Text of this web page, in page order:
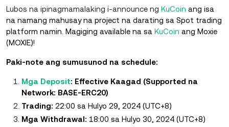
Lubos na ipinagmamalaking i-announce ng KuCoin ang isa
na namang mahusay na project na darating sa Spot trading
platform namin. Magiging available na sa KuCoin ang Moxie
(MOXIE)!
Paki-note ang sumusunod na schedule:
Mga Deposit: Effective Kaagad (Supported na
Network: BASE-ERC20)
Trading: 22:00 sa Hulyo 29, 2024 (UTC+8)
Mga Withdrawal: 18:00 sa Hulyo 30, 2024 (UTC+8)